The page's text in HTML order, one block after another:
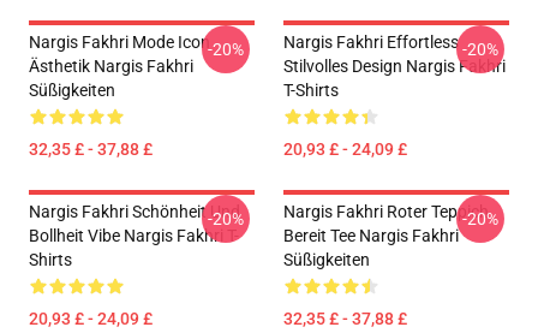
Nargis Fakhri Mode Icon
Ästhetik Nargis Fakhri
Süßigkeiten
32,35 £ - 37,88 £
-20%
Nargis Fakhri Effortless
Stilvolles Design Nargis Fakhri
T-Shirts
20,93 £ - 24,09 £
-20%
Nargis Fakhri Schönheit Und
Bollheit Vibe Nargis Fakhri T-
Shirts
20,93 £ - 24,09 £
-20%
Nargis Fakhri Roter Teppich
Bereit Tee Nargis Fakhri
Süßigkeiten
32,35 £ - 37,88 £
-20%